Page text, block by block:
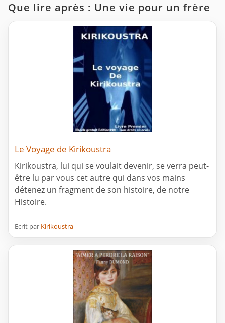
Que lire après : Une vie pour un frère
Le Voyage de Kirikoustra
Kirikoustra, lui qui se voulait devenir, se verra peut-
être lu par vous cet autre qui dans vos mains
détenez un fragment de son histoire, de notre
Histoire.
Ecrit par Kirikoustra